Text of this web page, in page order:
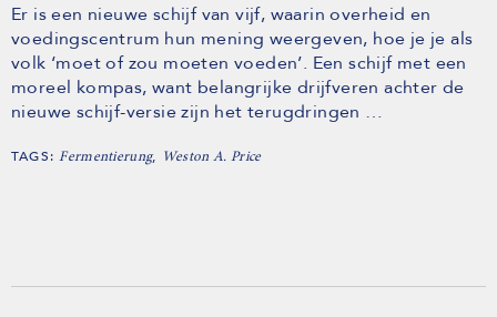
Er is een nieuwe schijf van vijf, waarin overheid en
voedingscentrum hun mening weergeven, hoe je je als
volk ‘moet of zou moeten voeden’. Een schijf met een
moreel kompas, want belangrijke drijfveren achter de
nieuwe schijf-versie zijn het terugdringen …
TAGS:Fermentierung, Weston A. Price